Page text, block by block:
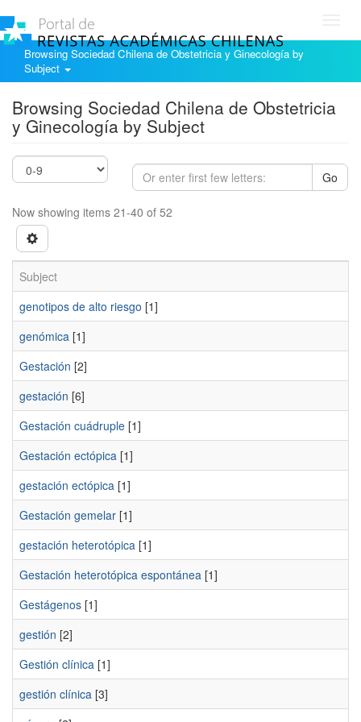
Browsing Sociedad Chilena de Obstetricia y Ginecología by
Subject
Browsing Sociedad Chilena de Obstetricia
y Ginecología by Subject
Go
Now showing items 21-40 of 52
Subject
genotipos de alto riesgo [1]
genómica [1]
Gestación [2]
gestación [6]
Gestación cuádruple [1]
Gestación ectópica [1]
gestación ectópica [1]
Gestación gemelar [1]
gestación heterotópica [1]
Gestación heterotópica espontánea [1]
Gestágenos [1]
gestión [2]
Gestión clínica [1]
gestión clínica [3]